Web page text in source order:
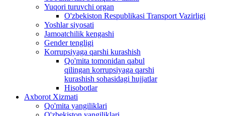
Yuqori turuvchi organ
O'zbekiston Respublikasi Transport Vazirligi
Yoshlar siyosati
Jamoatchilik kengashi
Gender tengligi
Korrupsiyaga qarshi kurashish
Qo'mita tomonidan qabul
qilingan korrupsiyaga qarshi
kurashish sohasidagi hujjatlar
Hisobotlar
Аxborot Xizmati
Qo'mita yangiliklari